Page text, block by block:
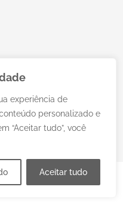
experiência de
personalizado e
“Aceitar tudo”, você
Aceitar tudo